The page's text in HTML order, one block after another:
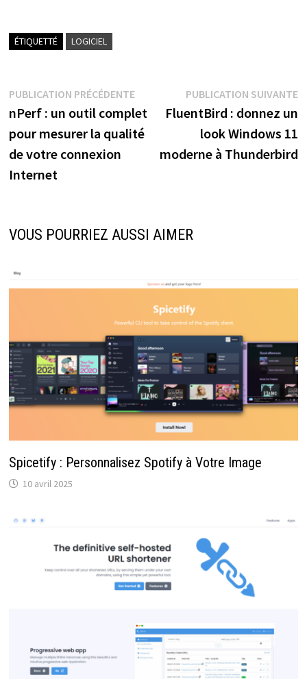
ÉTIQUETTÉ LOGICIEL
Navigation
de
l’article
PUBLICATION PRÉCÉDENTEPublication
précédente :
nPerf : un outil complet
pour mesurer la qualité
de votre connexion
Internet
PUBLICATION SUIVANTE
FluentBird : donnez un
look Windows 11
moderne à Thunderbird
VOUS POURRIEZ AUSSI AIMER
Spicetify : Personnalisez Spotify à Votre Image
10 avril 2025